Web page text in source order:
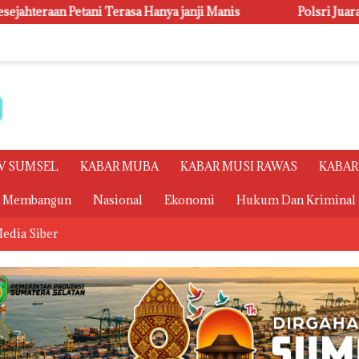
janji Manis Polsri Juara Umum PORSENI XV, Raih 60
SUMSEL KABAR MUBA KABAR MUSI RAWAS
Membangun Nasional Ekonomi Hukum Dan Kriminal
Siber